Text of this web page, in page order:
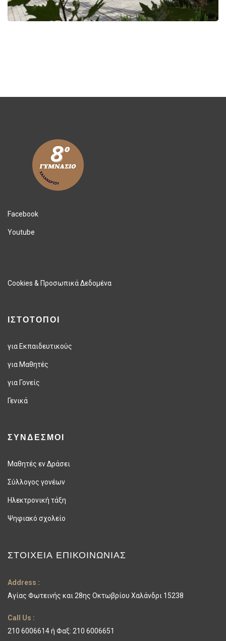
Facebook
Youtube
Cookies & Προσωπικά Δεδομένα
ΙΣΤΟΤΟΠΟΙ
για Εκπαιδευτικούς
για Μαθητές
για Γονείς
Γενικά
ΣΥΝΔΕΣΜΟΙ
Μαθητές εν Δράσει
Σύλλογος γονέων
Ηλεκτρονική τάξη
Ψηφιακό σχολείο
ΣΤΟΙΧΕΊΑ ΕΠΙΚΟΙΝΩΝΊΑΣ
Address :
Αγίας Φωτεινής και 28ης Οκτωβρίου Χαλάνδρι 15238
Call Us :
210 6006614 ή Φαξ: 210 6006651